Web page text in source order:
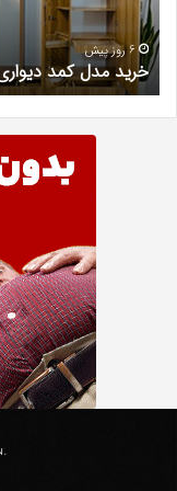
از
«کمد
پازلی»
6 روز پیش
خرید مدل کمد